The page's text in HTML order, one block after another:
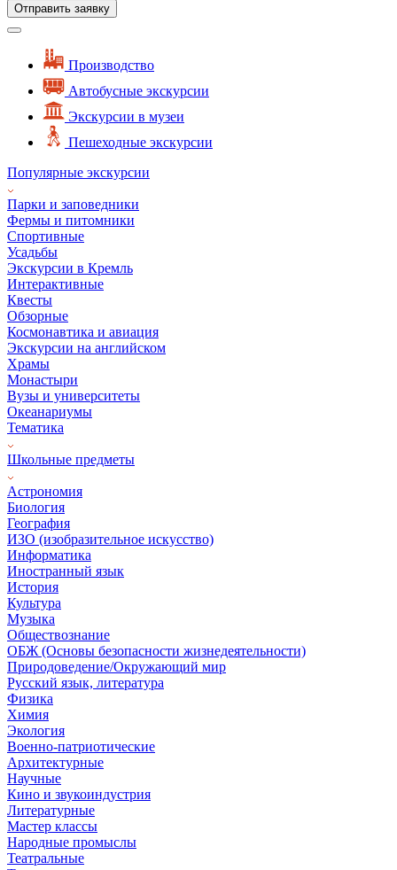
Отправить заявку
Производство
Автобусные экскурсии
Экскурсии в музеи
Пешеходные экскурсии
Популярные экскурсии
Парки и заповедники
Фермы и питомники
Спортивные
Усадьбы
Экскурсии в Кремль
Интерактивные
Квесты
Обзорные
Космонавтика и авиация
Экскурсии на английском
Храмы
Монастыри
Вузы и университеты
Океанариумы
Тематика
Школьные предметы
Астрономия
Биология
География
ИЗО (изобразительное искусство)
Информатика
Иностранный язык
История
Культура
Музыка
Обществознание
ОБЖ (Основы безопасности жизнедеятельности)
Природоведение/Окружающий мир
Русский язык, литература
Физика
Химия
Экология
Военно-патриотические
Архитектурные
Научные
Кино и звукоиндустрия
Литературные
Мастер классы
Народные промыслы
Театральные